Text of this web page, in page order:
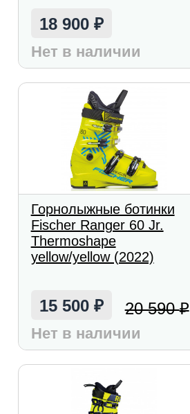
18 900 ₽
Нет в наличии
Горнолыжные ботинки
Fischer Ranger 60 Jr.
Thermoshape
yellow/yellow (2022)
15 500 ₽ 20 590₽
Нет в наличии